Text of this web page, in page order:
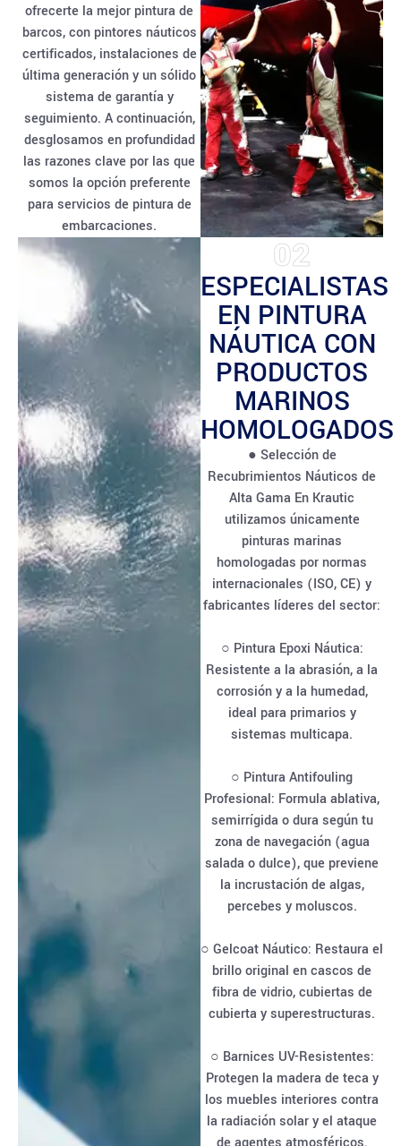
ofrecerte la mejor pintura de
barcos, con pintores náuticos
certificados, instalaciones de
última generación y un sólido
sistema de garantía y
seguimiento. A continuación,
desglosamos en profundidad
las razones clave por las que
somos la opción preferente
para servicios de pintura de
embarcaciones.
02
ESPECIALISTAS
EN PINTURA
NÁUTICA CON
PRODUCTOS
MARINOS
HOMOLOGADOS
● Selección de
Recubrimientos Náuticos de
Alta Gama En Krautic
utilizamos únicamente
pinturas marinas
homologadas por normas
internacionales (ISO, CE) y
fabricantes líderes del sector:
○ Pintura Epoxi Náutica:
Resistente a la abrasión, a la
corrosión y a la humedad,
ideal para primarios y
sistemas multicapa.
○ Pintura Antifouling
Profesional: Formula ablativa,
semirrígida o dura según tu
zona de navegación (agua
salada o dulce), que previene
la incrustación de algas,
percebes y moluscos.
○ Gelcoat Náutico: Restaura el
brillo original en cascos de
fibra de vidrio, cubiertas de
cubierta y superestructuras.
○ Barnices UV-Resistentes:
Protegen la madera de teca y
los muebles interiores contra
la radiación solar y el ataque